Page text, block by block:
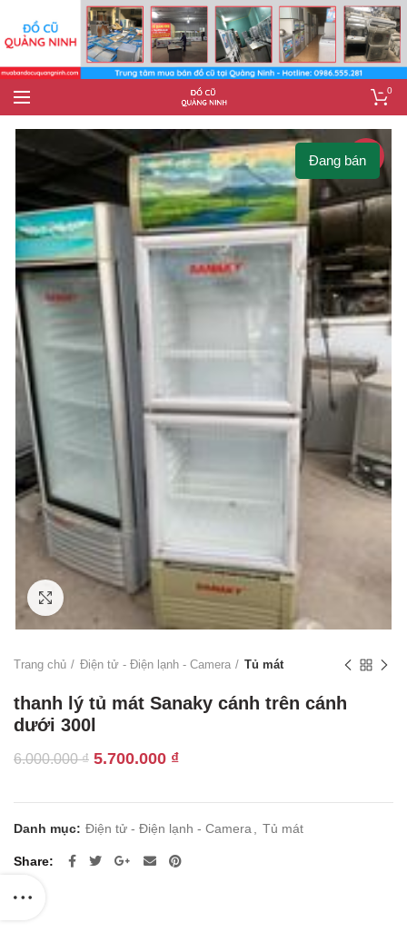
0
-5%
Click to enlarge
Đang bán
Trang chủ Điện tử - Điện lạnh - Camera Tủ mát
thanh lý tủ mát Sanaky cánh trên cánh
dưới 300l
6.000.000₫ Giá
5.700.000 ₫Giá
5.700.000 ₫.
Danh mục: Điện tử - Điện lạnh - Camera Tủ mát
Share